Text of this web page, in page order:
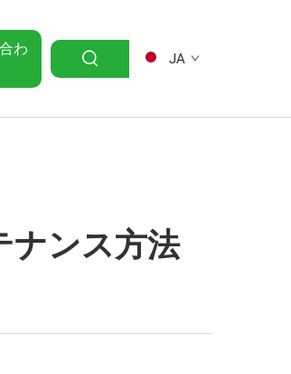
わ
JA
ナンス方法